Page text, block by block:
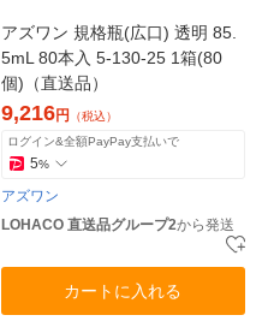
アズワン 規格瓶(広口) 透明 85.
5mL 80本入 5-130-25 1箱(80
個)（直送品）
9,216円
（税込）
ログイン&全額PayPay支払いで
5%
アズワン
LOHACO 直送品グループ2から発送
カートに入れる